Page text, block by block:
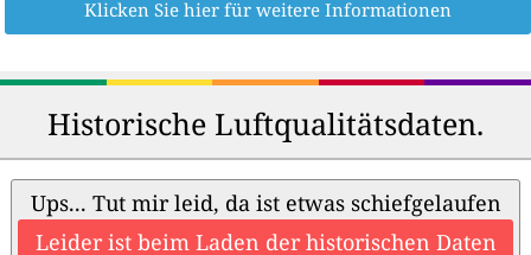
Klicken Sie hier für weitere Informationen
Historische Luftqualitätsdaten.
Ups... Tut mir leid, da ist etwas schiefgelaufen
Leider ist beim Laden der historischen Daten